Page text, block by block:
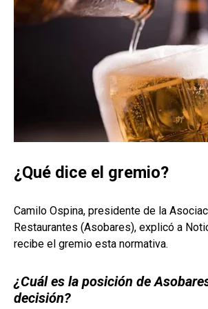
¿Qué dice el gremio?
Camilo Ospina, presidente de la
Restaurantes (Asobares), explicó a
recibe el gremio esta normativa.
¿Cuál es la posición de
decisión?